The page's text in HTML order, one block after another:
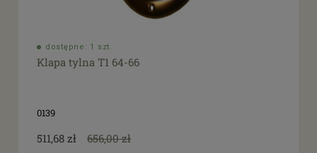
dostępne: 1 szt.
Klapa tylna T1 64-66
0139
511,68 zł 656,00 zł